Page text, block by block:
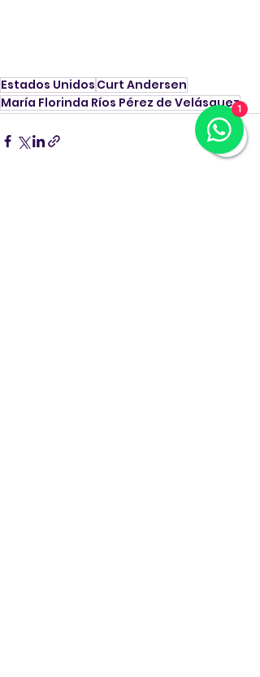
Estados Unidos Curt Andersen
María Florinda Ríos Pérez de Velásquez1